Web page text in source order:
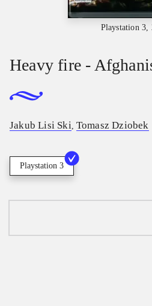
Playstation 3,
Heavy fire -
Jakub Lisi Ski Tomasz Dziobek
Playstation 3